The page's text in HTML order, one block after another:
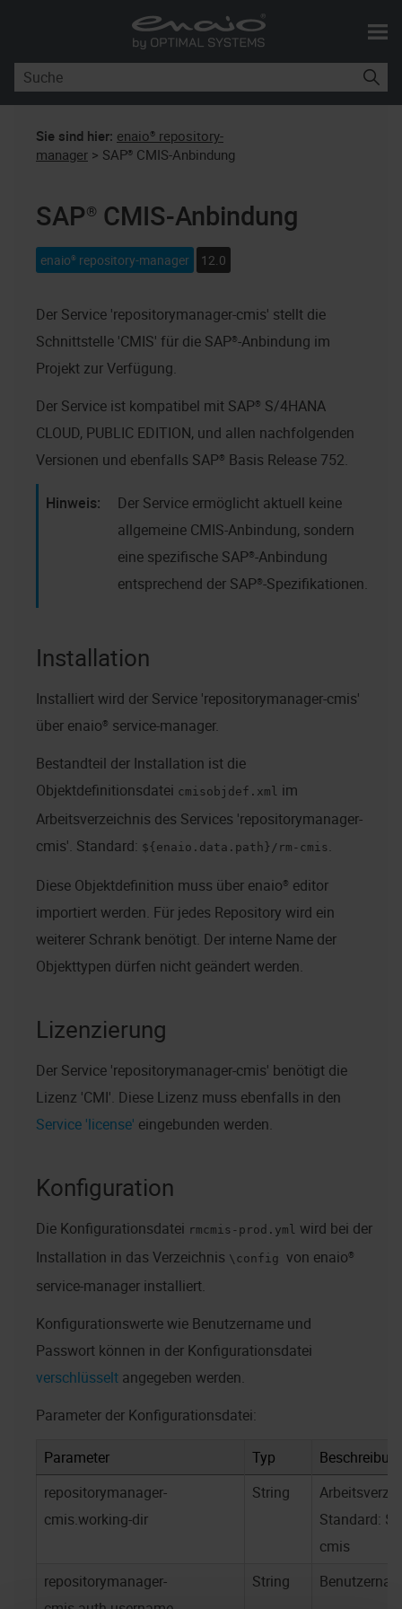
Skip To Main Content
Sie sind hier: enaio® repository-
manager > SAP® CMIS-Anbindung
SAP® CMIS-Anbindung
enaio® repository-manager 12.0
Der Service 'repositorymanager-cmis' stellt die
Schnittstelle 'CMIS' für die SAP®-Anbindung im
Projekt zur Verfügung.
Der Service ist kompatibel mit SAP® S/4HANA
CLOUD, PUBLIC EDITION, und allen nachfolgenden
Versionen und ebenfalls SAP® Basis Release 752.
Der Service ermöglicht aktuell keine
allgemeine CMIS-Anbindung, sondern
eine spezifische SAP®-Anbindung
entsprechend der SAP®-Spezifikationen.
Installation
Installiert wird der Service 'repositorymanager-cmis'
über enaio® service-manager.
Bestandteil der Installation ist die
Objektdefinitionsdatei cmisobjdef.xml im
Arbeitsverzeichnis des Services 'repositorymanager-
cmis'. Standard: ${enaio.data.path}/rm-cmis .
Diese Objektdefinition muss über enaio® editor
importiert werden. Für jedes Repository wird ein
weiterer Schrank benötigt. Der interne Name der
Objekttypen dürfen nicht geändert werden.
Lizenzierung
Der Service 'repositorymanager-cmis' benötigt die
Lizenz 'CMI'. Diese Lizenz muss ebenfalls in den
Service 'license' eingebunden werden.
Konfiguration
Die Konfigurationsdatei rmcmis-prod.yml wird bei der
Installation in das Verzeichnis \config von enaio®
service-manager installiert.
Konfigurationswerte wie Benutzername und
Passwort können in der Konfigurationsdatei
verschlüsselt angegeben werden.
Parameter der Konfigurationsdatei:
Parameter Typ
repositorymanager-
cmis.working-dir
String
Standard:
cmis
repositorymanager-
String